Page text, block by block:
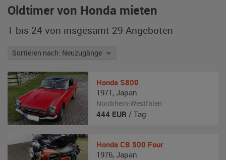
Oldtimer von Honda mieten
1 bis 24 von insgesamt 29 Angeboten
Sortieren nach: Neuzugänge
Honda S800
1971 , Japan
Nordrhein-Westfalen
444 EUR / Tag
Honda CB 500 Four
1976, Japan